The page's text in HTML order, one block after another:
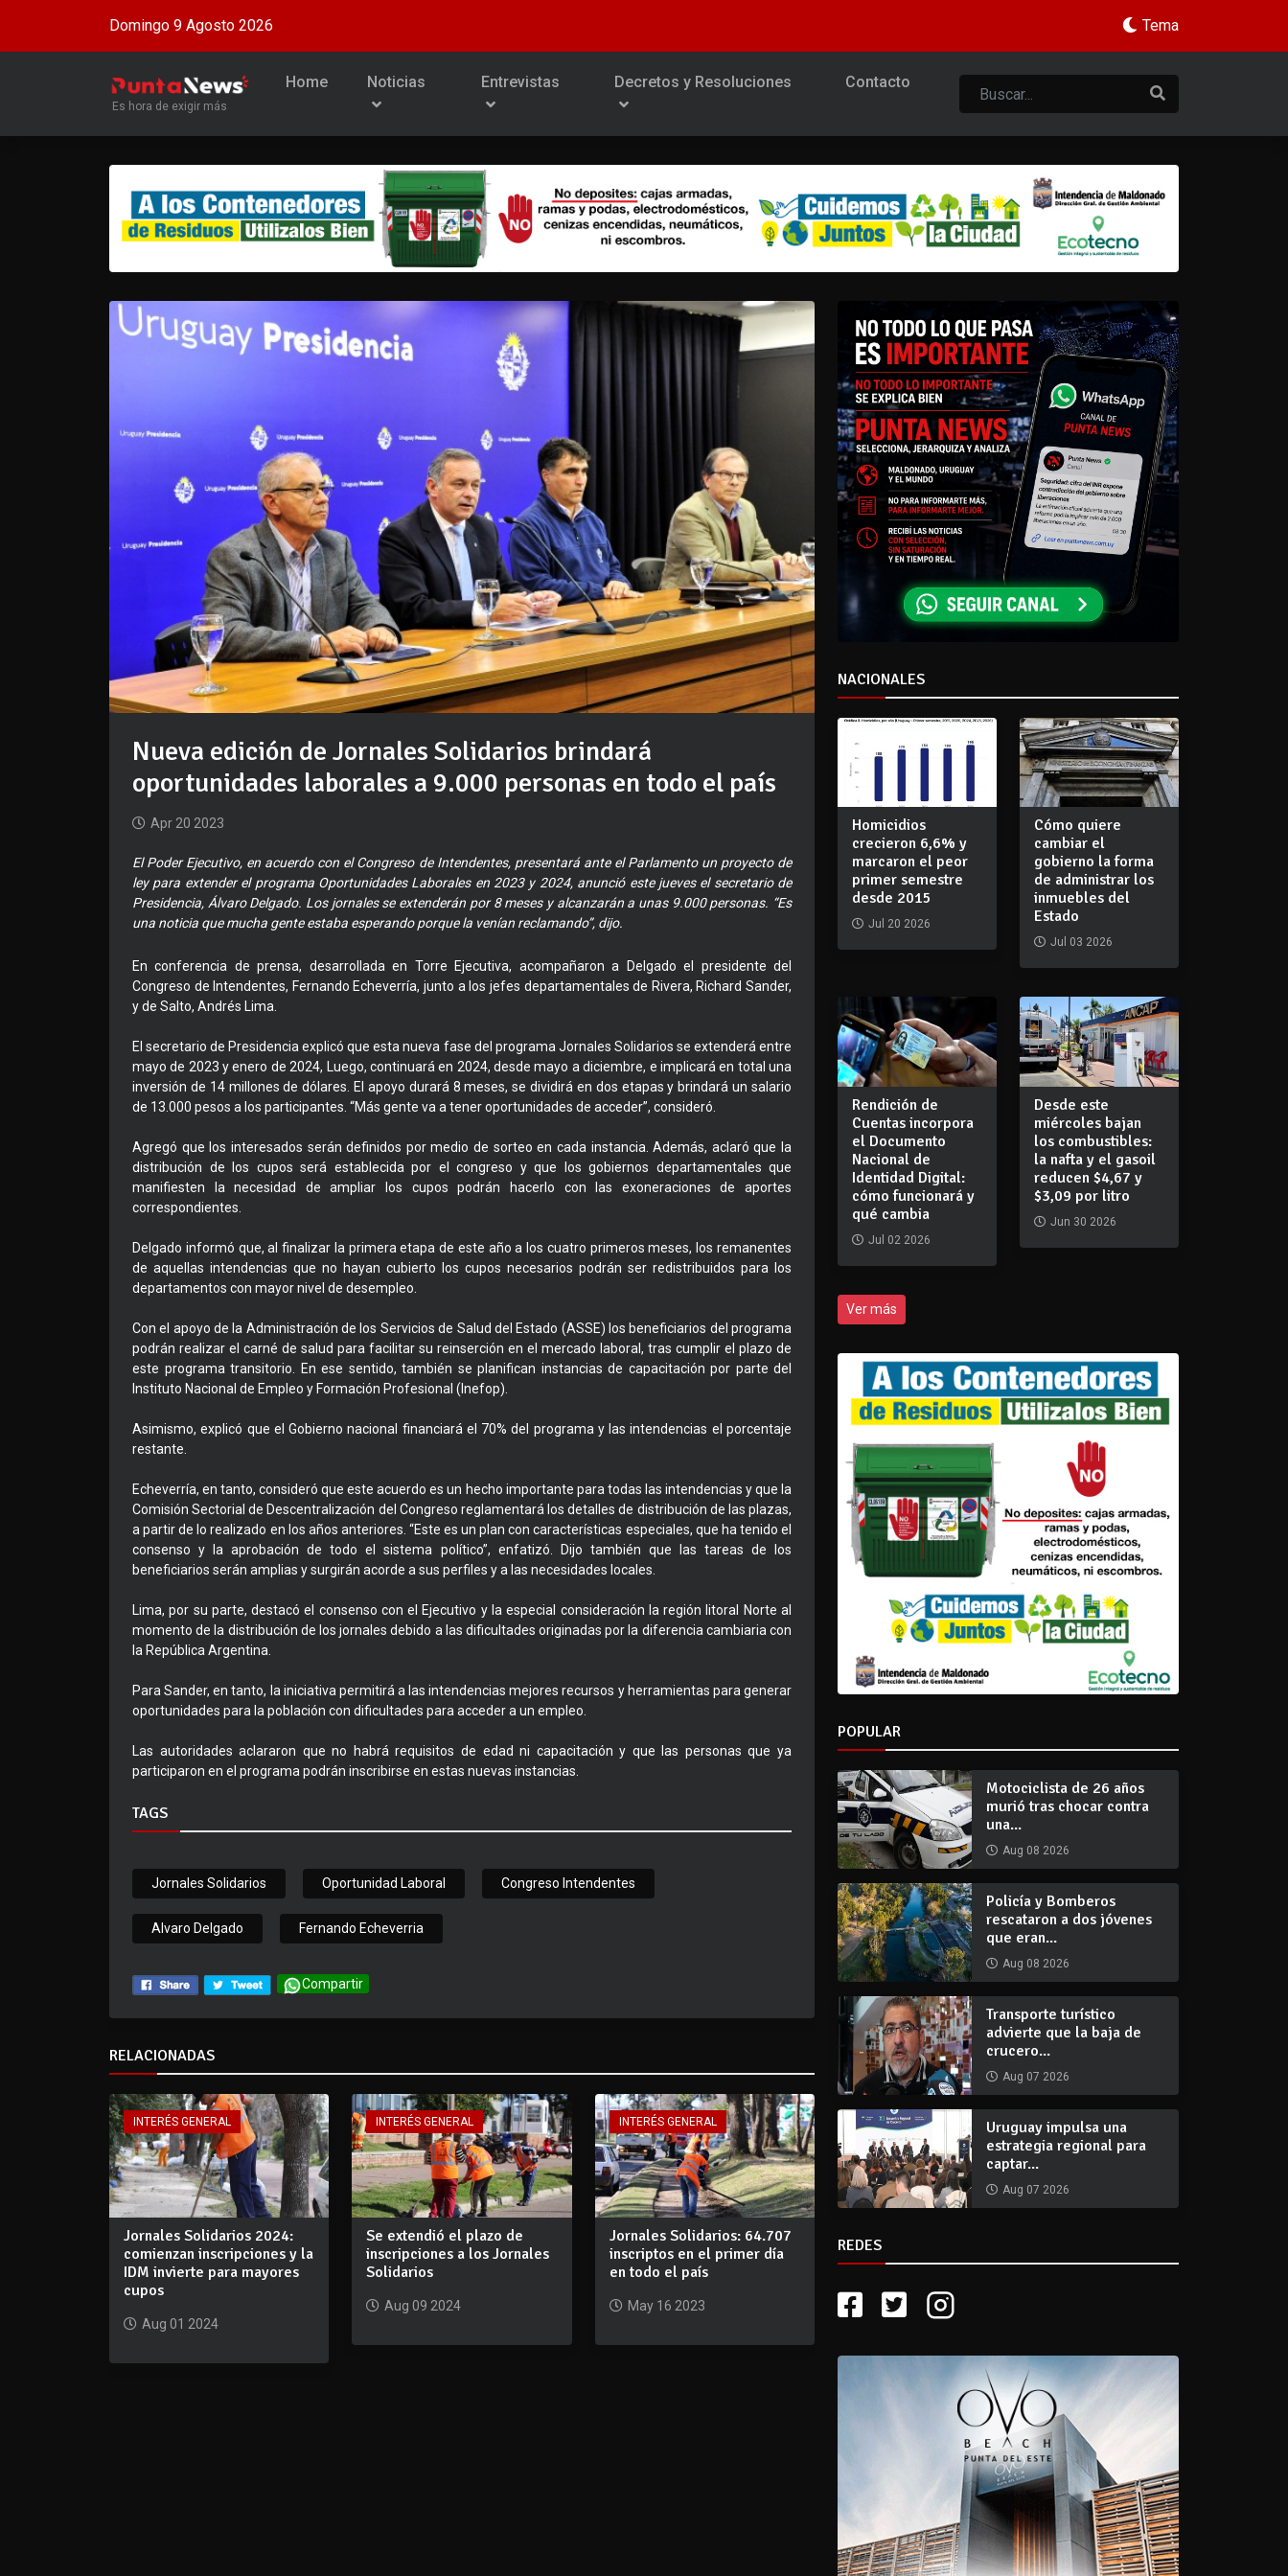
Domingo 9 Agosto 2026 Tema
Es hora de exigir más
Home Noticias Entrevistas Decretos y Resoluciones Contacto
Nueva edición de Jornales Solidarios brindará
oportunidades laborales a 9.000 personas en todo el país
Apr 20 2023
El Poder Ejecutivo, en acuerdo con el Congreso de Intendentes, presentará ante el Parlamento un proyecto de
ley para extender el programa Oportunidades Laborales en 2023 y 2024, anunció este jueves el secretario de
Presidencia, Álvaro Delgado. Los jornales se extenderán por 8 meses y alcanzarán a unas 9.000 personas. “Es
una noticia que mucha gente estaba esperando porque la venían reclamando”, dijo.
En conferencia de prensa, desarrollada en Torre Ejecutiva, acompañaron a Delgado el presidente del
Congreso de Intendentes, Fernando Echeverría, junto a los jefes departamentales de Rivera, Richard Sander,
y de Salto, Andrés Lima.
El secretario de Presidencia explicó que esta nueva fase del programa Jornales Solidarios se extenderá entre
mayo de 2023 y enero de 2024, Luego, continuará en 2024, desde mayo a diciembre, e implicará en total una
inversión de 14 millones de dólares. El apoyo durará 8 meses, se dividirá en dos etapas y brindará un salario
de 13.000 pesos a los participantes. “Más gente va a tener oportunidades de acceder”, consideró.
Agregó que los interesados serán definidos por medio de sorteo en cada instancia. Además, aclaró que la
distribución de los cupos será establecida por el congreso y que los gobiernos departamentales que
manifiesten la necesidad de ampliar los cupos podrán hacerlo con las exoneraciones de aportes
correspondientes.
Delgado informó que, al finalizar la primera etapa de este año a los cuatro primeros meses, los remanentes
de aquellas intendencias que no hayan cubierto los cupos necesarios podrán ser redistribuidos para los
departamentos con mayor nivel de desempleo.
Con el apoyo de la Administración de los Servicios de Salud del Estado (ASSE) los beneficiarios del programa
podrán realizar el carné de salud para facilitar su reinserción en el mercado laboral, tras cumplir el plazo de
este programa transitorio. En ese sentido, también se planifican instancias de capacitación por parte del
Instituto Nacional de Empleo y Formación Profesional (Inefop).
Asimismo, explicó que el Gobierno nacional financiará el 70% del programa y las intendencias el porcentaje
restante.
Echeverría, en tanto, consideró que este acuerdo es un hecho importante para todas las intendencias y que la
Comisión Sectorial de Descentralización del Congreso reglamentará los detalles de distribución de las plazas,
a partir de lo realizado en los años anteriores. “Este es un plan con características especiales, que ha tenido el
consenso y la aprobación de todo el sistema político”, enfatizó. Dijo también que las tareas de los
beneficiarios serán amplias y surgirán acorde a sus perfiles y a las necesidades locales.
Lima, por su parte, destacó el consenso con el Ejecutivo y la especial consideración la región litoral Norte al
momento de la distribución de los jornales debido a las dificultades originadas por la diferencia cambiaria con
la República Argentina.
Para Sander, en tanto, la iniciativa permitirá a las intendencias mejores recursos y herramientas para generar
oportunidades para la población con dificultades para acceder a un empleo.
Las autoridades aclararon que no habrá requisitos de edad ni capacitación y que las personas que ya
participaron en el programa podrán inscribirse en estas nuevas instancias.
TAGS
Jornales Solidarios Oportunidad Laboral Congreso Intendentes
Alvaro Delgado Fernando Echeverria
Compartir
RELACIONADAS
INTERÉS GENERAL
Jornales Solidarios 2024:
comienzan inscripciones y la
IDM invierte para mayores
cupos
Aug 01 2024
INTERÉS GENERAL
Se extendió el plazo de
inscripciones a los Jornales
Solidarios
Aug 09 2024
INTERÉS GENERAL
Jornales Solidarios: 64.707
inscriptos en el primer día
en todo el país
May 16 2023
NACIONALES
Homicidios
crecieron 6,6% y
marcaron el peor
primer semestre
desde 2015
Jul 20 2026
Cómo quiere
cambiar el
gobierno la forma
de administrar los
inmuebles del
Estado
Jul 03 2026
Rendición de
Cuentas incorpora
el Documento
Nacional de
Identidad Digital:
cómo funcionará y
qué cambia
Jul 02 2026
Desde este
miércoles bajan
los combustibles:
la nafta y el gasoil
reducen $4,67 y
$3,09 por litro
Jun 30 2026
Ver más
POPULAR
Motociclista de 26 años
murió tras chocar contra
una...
Aug 08 2026
Policía y Bomberos
rescataron a dos jóvenes
que eran...
Aug 08 2026
Transporte turístico
advierte que la baja de
crucero...
Aug 07 2026
Uruguay impulsa una
estrategia regional para
captar...
Aug 07 2026
REDES